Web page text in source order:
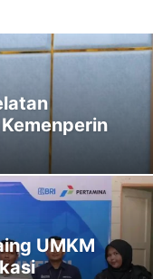
MUSIC POLITICS
UKM USAHA MIKRO
UMKM